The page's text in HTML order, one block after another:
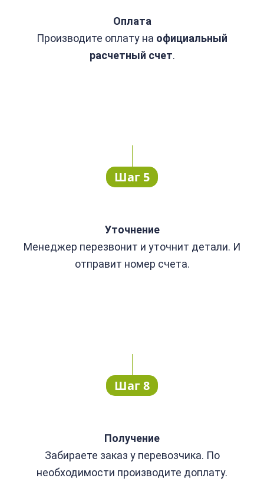
Оплата
Производите оплату на официальный
расчетный счет.
Шаг 5
Уточнение
Менеджер перезвонит и уточнит детали. И
отправит номер счета.
Шаг 8
Получение
Забираете заказ у перевозчика. По
необходимости производите доплату.